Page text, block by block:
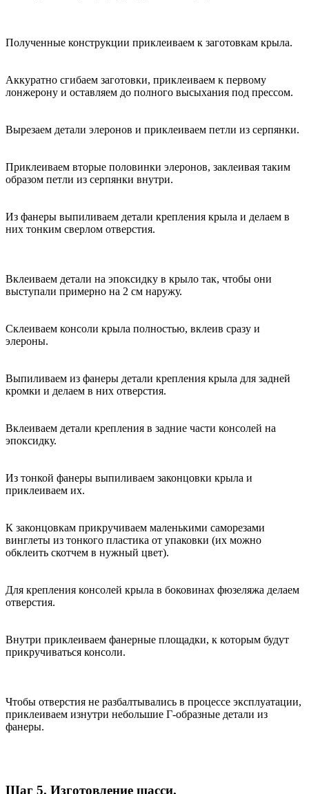
Полученные конструкции приклеиваем к заготовкам крыла.
Аккуратно сгибаем заготовки, приклеиваем к первому
лонжерону и оставляем до полного высыхания под прессом.
Вырезаем детали элеронов и приклеиваем петли из серпянки.
Приклеиваем вторые половинки элеронов, заклеивая таким
образом петли из серпянки внутри.
Из фанеры выпиливаем детали крепления крыла и делаем в
них тонким сверлом отверстия.
Вклеиваем детали на эпоксидку в крыло так, чтобы они
выступали примерно на 2 см наружу.
Склеиваем консоли крыла полностью, вклеив сразу и
элероны.
Выпиливаем из фанеры детали крепления крыла для задней
кромки и делаем в них отверстия.
Вклеиваем детали крепления в задние части консолей на
эпоксидку.
Из тонкой фанеры выпиливаем законцовки крыла и
приклеиваем их.
К законцовкам прикручиваем маленькими саморезами
винглеты из тонкого пластика от упаковки (их можно
обклеить скотчем в нужный цвет).
Для крепления консолей крыла в боковинах фюзеляжа делаем
отверстия.
Внутри приклеиваем фанерные площадки, к которым будут
прикручиваться консоли.
Чтобы отверстия не разбалтывались в процессе эксплуатации,
приклеиваем изнутри небольшие Г-образные детали из
фанеры.
Шаг 5. Изготовление шасси.